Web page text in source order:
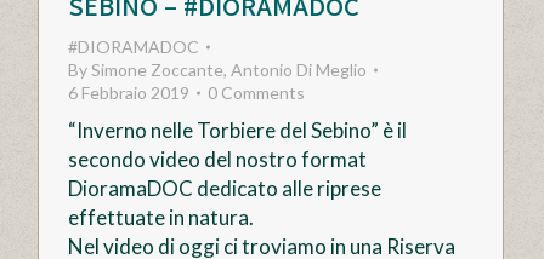
#DIORAMADOC
BySimone Zoccante, Antonio Di Meglio
6 Febbraio 2019
0 Comments
“Inverno nelle Torbiere del Sebino” è il
secondo video del nostro format
DioramaDOC dedicato alle riprese
effettuate in natura.
Nel video di oggi ci troviamo in una Riserva